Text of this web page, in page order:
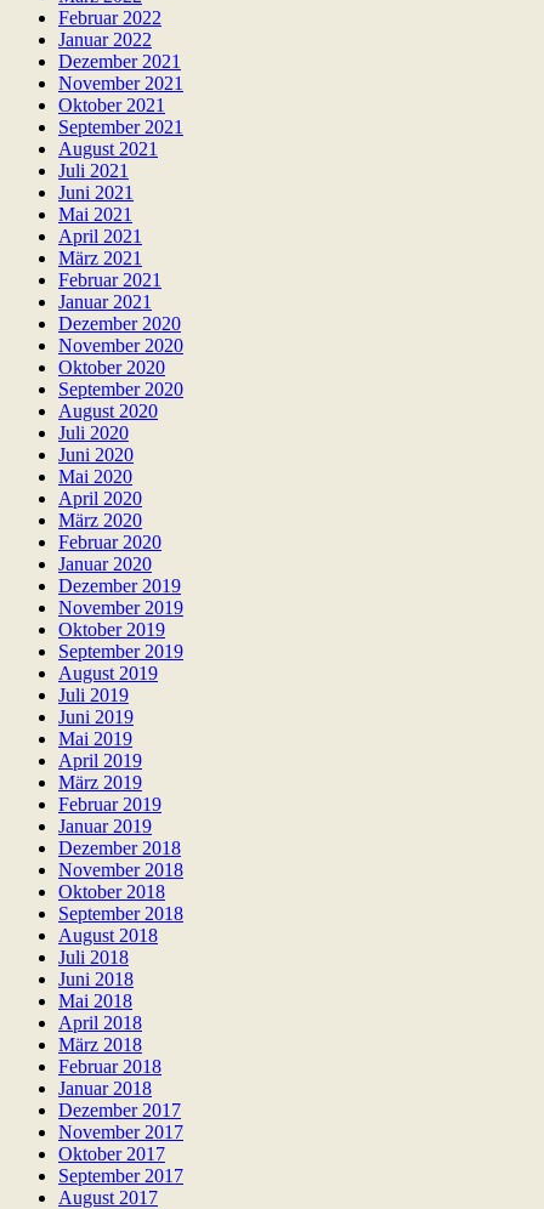
Februar 2022
Januar 2022
Dezember 2021
November 2021
Oktober 2021
September 2021
August 2021
Juli 2021
Juni 2021
Mai 2021
April 2021
März 2021
Februar 2021
Januar 2021
Dezember 2020
November 2020
Oktober 2020
September 2020
August 2020
Juli 2020
Juni 2020
Mai 2020
April 2020
März 2020
Februar 2020
Januar 2020
Dezember 2019
November 2019
Oktober 2019
September 2019
August 2019
Juli 2019
Juni 2019
Mai 2019
April 2019
März 2019
Februar 2019
Januar 2019
Dezember 2018
November 2018
Oktober 2018
September 2018
August 2018
Juli 2018
Juni 2018
Mai 2018
April 2018
März 2018
Februar 2018
Januar 2018
Dezember 2017
November 2017
Oktober 2017
September 2017
August 2017